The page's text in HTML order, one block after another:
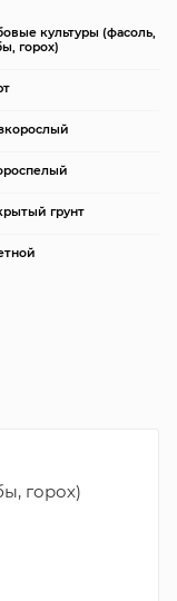
культуры (фасоль,
горох)
грунт
горох)